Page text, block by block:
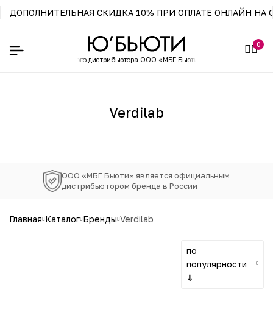
ДОПОЛНИТЕЛЬНАЯ СКИДКА 10% ПРИ ОПЛАТЕ ОНЛАЙН НА
дистрибьютора ООО «МБГ Бьюти»
0
Verdilab
ООО «МБГ Бьюти» является официальным
дистрибьютором бренда в России
главная каталог бренды verdilab
по
популярности
⇓